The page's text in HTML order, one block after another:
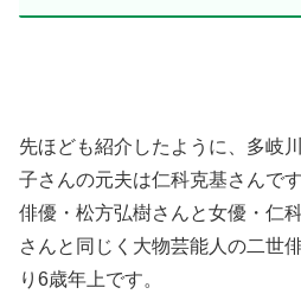
先ほども紹介したように、 多岐
子さんの元夫は仁科克基さんで
俳優・松方弘樹さんと女優・仁
さんと同じく大物芸能人の二世俳
り 6歳年上です。